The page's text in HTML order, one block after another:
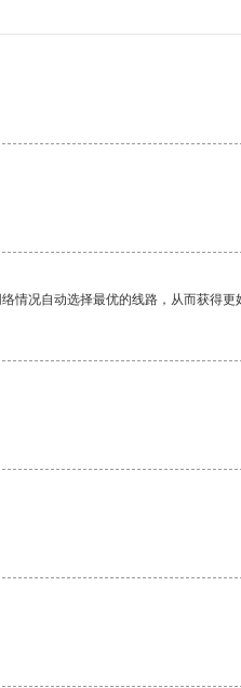
况自动选择最优的线路，从而获得更